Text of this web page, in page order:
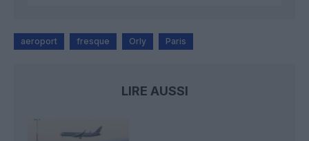
aeroport fresque Orly Paris
LIRE AUSSI